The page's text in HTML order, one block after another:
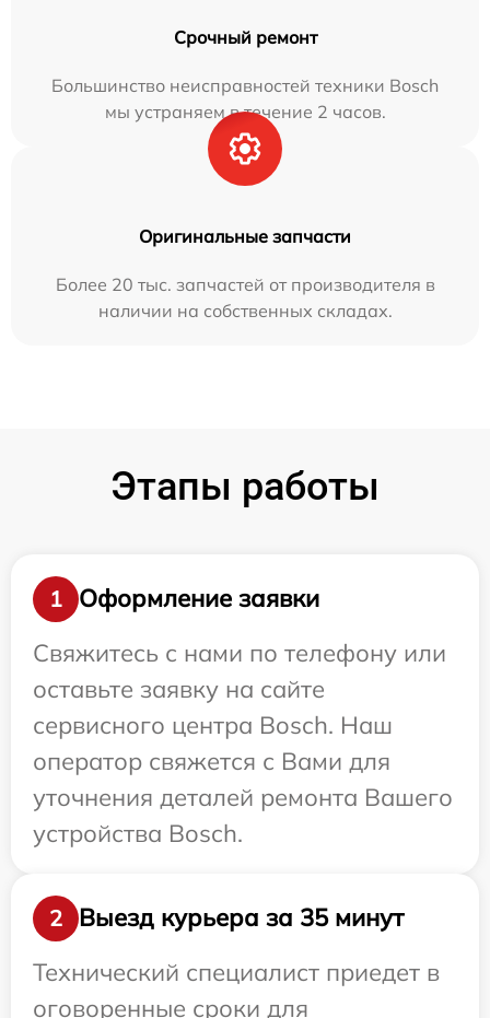
Срочный ремонт
Большинство неисправностей техники Bosch
мы устраняем в течение 2 часов.
Оригинальные запчасти
Более 20 тыс. запчастей от производителя в
наличии на собственных складах.
Этапы работы
1
Оформление заявки
Свяжитесь с нами по телефону или
оставьте заявку на сайте
сервисного центра Bosch. Наш
оператор свяжется с Вами для
уточнения деталей ремонта Вашего
устройства Bosch.
2
Выезд курьера за 35 минут
Технический специалист приедет в
оговоренные сроки для